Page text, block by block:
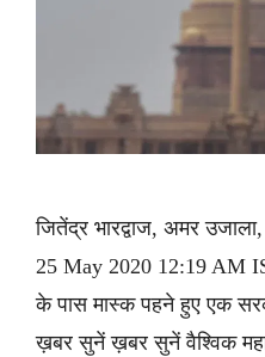
जितेंद्र भारद्वाज, अमर
25 May 2020 12:19 AM
के पास मास्क पहने हुए एक
ख़बर सुनें ख़बर सुनें वैश्विक